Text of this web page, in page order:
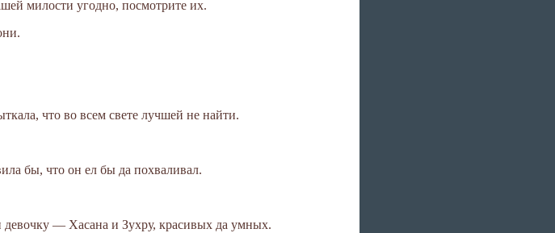
милости угодно, посмотрите их.
что во всем свете лучшей не найти.
бы, что он ел бы да похваливал.
— Хасана и Зухру, красивых да умных.